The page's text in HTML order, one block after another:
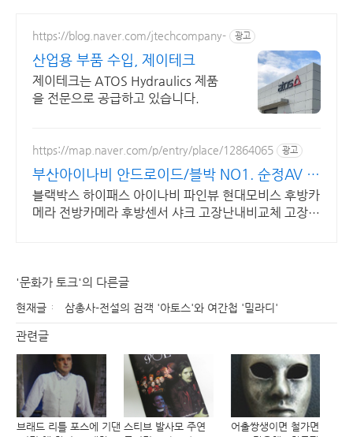
https://blog.naver.com/jtechcompany- 광고
산업용 부품 수입, 제이테크
제이테크는 ATOS Hydraulics 제품
을 전문으로 공급하고 있습니다.
https://map.naver.com/p/entry/place/12864065 광고
부산아이나비 안드로이드/블박 NO1. 순정AV 교
체설치!
블랙박스 하이패스 아이나비 파인뷰 현대모비스 후방카
메라 전방카메라 후방센서 샤크 고장난내비교체 고장난
'문화가 토크'의 다른글
현재글 삼총사-전설의 검객 '아토스'와 여간첩 '밀라디'
관련글
브래드 리틀 포스에 기댄 스티브 발사모 주연
어출쌍생이면 철가면